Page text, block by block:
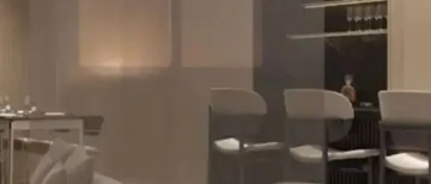
Comprar x Alugar
Correção do INCC
Simulador de Financiamento